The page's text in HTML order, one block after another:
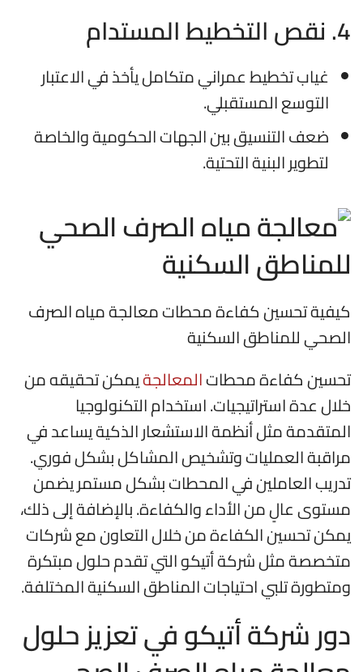
4. نقص التخطيط المستدام
غياب تخطيط عمراني متكامل يأخذ في الاعتبار
التوسع المستقبلي.
ضعف التنسيق بين الجهات الحكومية والخاصة
لتطوير البنية التحتية.
كيفية تحسين كفاءة محطات معالجة مياه الصرف
الصحي للمناطق السكنية
تحسين كفاءة محطاتالمعالجةيمكن تحقيقه من
خلال عدة استراتيجيات. استخدام التكنولوجيا
المتقدمة مثل أنظمة الاستشعار الذكية يساعد في
مراقبة العمليات وتشخيص المشاكل بشكل فوري.
تدريب العاملين في المحطات بشكل مستمر يضمن
مستوى عالٍ من الأداء والكفاءة. بالإضافة إلى ذلك،
يمكن تحسين الكفاءة من خلال التعاون مع شركات
متخصصة مثل شركة أتيكو التي تقدم حلول مبتكرة
ومتطورة تلبي احتياجات المناطق السكنية المختلفة.
دور شركة أتيكو في تعزيز حلول